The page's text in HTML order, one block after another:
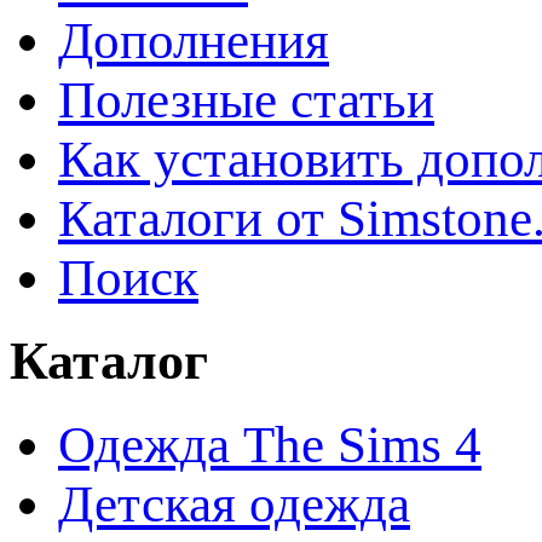
Дополнения
Полезные статьи
Как установить
Каталоги от
Поиск
Каталог
Одежда The Sims 4
Детская одежда